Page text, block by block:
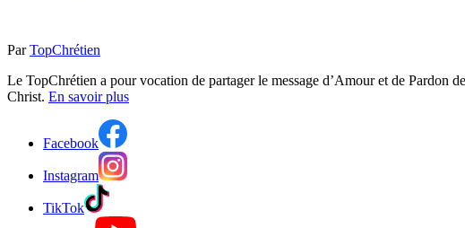
Par TopChrétien
Le TopChrétien a pour vocation de partager le message d’Amour et de Pardon
Christ. En savoir plus
Facebook
Instagram
TikTok